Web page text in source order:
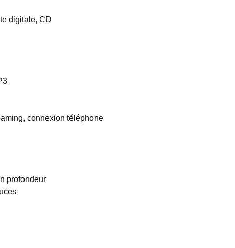
digitale, CD
connexion téléphone
profondeur